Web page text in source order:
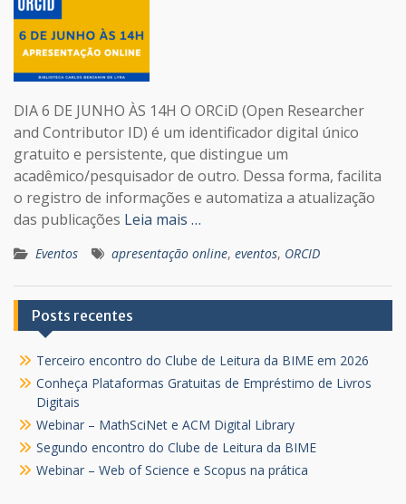
DIA 6 DE JUNHO ÀS 14H O ORCiD (Open Researcher
and Contributor ID) é um identificador digital único
gratuito e persistente, que distingue um
acadêmico/pesquisador de outro. Dessa forma, facilita
o registro de informações e automatiza a atualização
das publicações Leia mais …
Eventos apresentação online, eventos, ORCID
Posts recentes
Terceiro encontro do Clube de Leitura da BIME em 2026
Conheça Plataformas Gratuitas de Empréstimo de Livros
Digitais
Webinar – MathSciNet e ACM Digital Library
Segundo encontro do Clube de Leitura da BIME
Webinar – Web of Science e Scopus na prática